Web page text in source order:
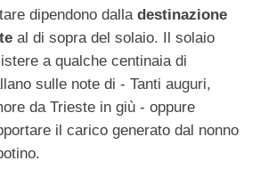
dipendono dalla destinazione
al di sopra del solaio. Il solaio
a qualche centinaia di
sulle note di - Tanti auguri,
da Trieste in giù - oppure
il carico generato dal nonno